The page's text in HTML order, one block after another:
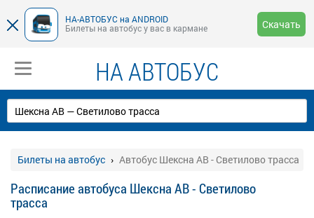
НА-АВТОБУС на ANDROID
Билеты на автобус у вас в кармане
Скачать
НА АВТОБУС
Билеты на автобус Автобус Шексна АВ - Светилово трасса
Расписание автобуса Шексна АВ - Светилово
трасса